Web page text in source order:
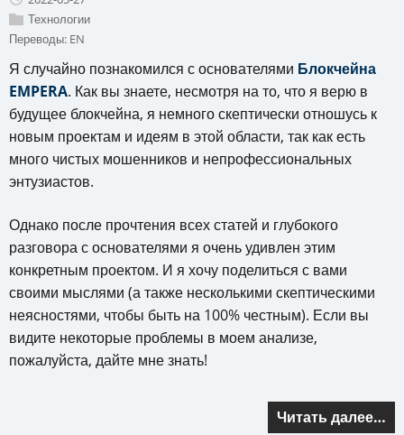
Технологии
Переводы: EN
Я случайно познакомился с основателями Блокчейна
EMPERA. Как вы знаете, несмотря на то, что я верю в
будущее блокчейна, я немного скептически отношусь к
новым проектам и идеям в этой области, так как есть
много чистых мошенников и непрофессиональных
энтузиастов.
Однако после прочтения всех статей и глубокого
разговора с основателями я очень удивлен этим
конкретным проектом. И я хочу поделиться с вами
своими мыслями (а также несколькими скептическими
неясностями, чтобы быть на 100% честным). Если вы
видите некоторые проблемы в моем анализе,
пожалуйста, дайте мне знать!
Читать далее…